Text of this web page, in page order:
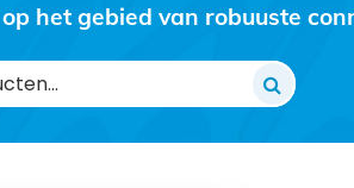
het gebied van robuuste